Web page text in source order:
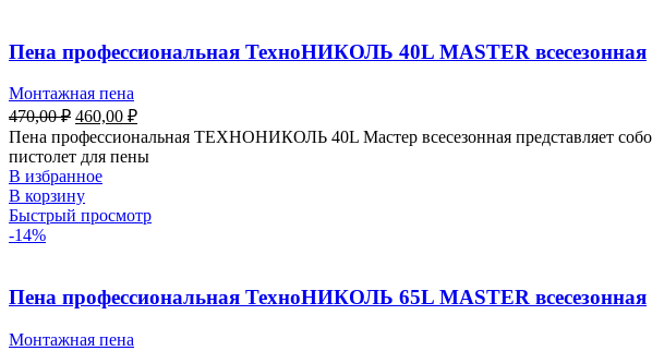
Пена профессиональная ТехноНИКОЛЬ 40L MASTER всесезонная
Монтажная пена
470,00₽ 460,00 ₽
Пена профессиональная ТЕХНОНИКОЛЬ 40L Мастер всесезонная представляет
пистолет для пены
В избранное
В корзину
Быстрый просмотр
-14%
Пена профессиональная ТехноНИКОЛЬ 65L MASTER всесезонная
Монтажная пена